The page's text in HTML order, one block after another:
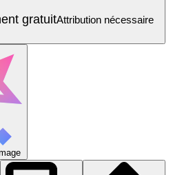
gratuitAttribution nécessaire